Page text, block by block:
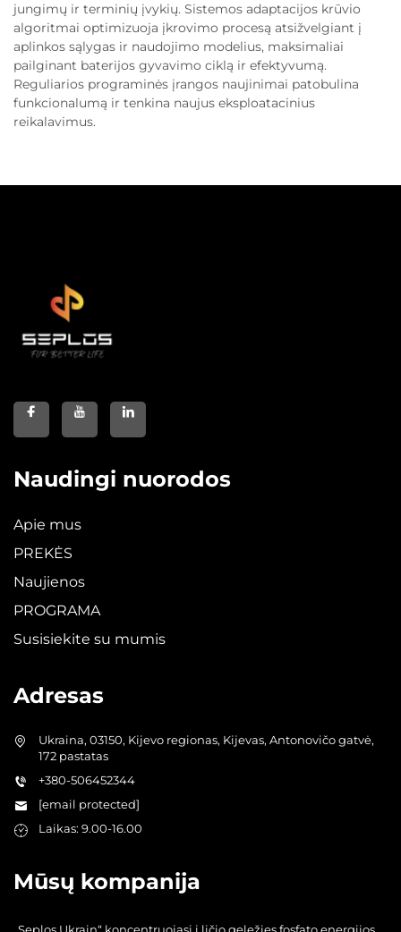
jungimų ir terminių įvykių. Sistemos adaptacijos krūvio
algoritmai optimizuoja įkrovimo procesą atsižvelgiant į
aplinkos sąlygas ir naudojimo modelius, maksimaliai
pailginant baterijos gyvavimo ciklą ir efektyvumą.
Reguliarios programinės įrangos naujinimai patobulina
funkcionalumą ir tenkina naujus eksploatacinius
reikalavimus.
Naudingi nuorodos
Apie mus
PREKĖS
Naujienos
PROGRAMA
Susisiekite su mumis
Adresas
Ukraina, 03150, Kijevo regionas, Kijevas, Antonovičo gatvė,
172 pastatas
+380-506452344
[email protected]
Laikas: 9.00-16.00
Mūsų kompanija